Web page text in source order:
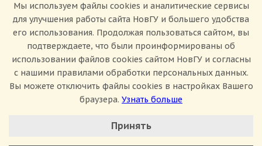
Приемная комиссия: +7(8162)33-20-44
Сведения о доходах
Мы используем файлы cookies и аналитические сервисы
для улучшения работы сайта НовГУ и большего удобства
его использования. Продолжая пользоваться сайтом, вы
подтверждаете, что были проинформированы об
использовании файлов cookies сайтом НовГУ и согласны
с нашими правилами обработки персональных данных.
Вы можете отключить файлы cookies в настройках Вашего
браузера. Узнать больше
Минимальные
Аналитические/Функциональные
Принять